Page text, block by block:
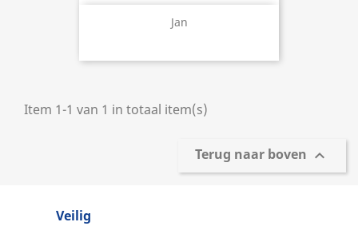
Jan
Item 1-1 van 1 in totaal item(s)
Terug naar boven 
Veilig